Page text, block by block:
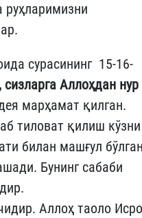
сурасининг 15-16-
сизларга Аллоҳдан нур
марҳамат қилган.
тиловат қилиш кўзни
билан машғул
Бунинг сабаби
Аллоҳ таоло Исро